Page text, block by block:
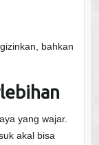
bahkan
yang wajar.
akal bisa